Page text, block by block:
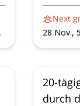
Next
28 Nov.,
20-
durch